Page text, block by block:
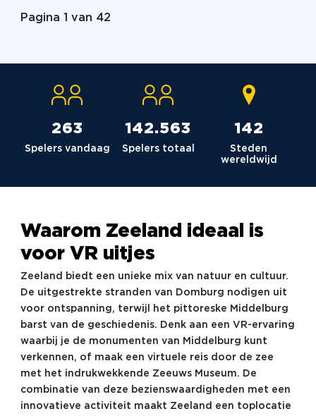
Pagina 1 van 42
264
Spelers vandaag
142.980
Spelers totaal
142
Steden
wereldwijd
Waarom Zeeland ideaal is
voor VR uitjes
Zeeland biedt een unieke mix van natuur en cultuur.
De uitgestrekte stranden van Domburg nodigen uit
voor ontspanning, terwijl het pittoreske Middelburg
barst van de geschiedenis. Denk aan een VR-ervaring
waarbij je de monumenten van Middelburg kunt
verkennen, of maak een virtuele reis door de zee
met het indrukwekkende Zeeuws Museum. De
combinatie van deze bezienswaardigheden met een
innovatieve activiteit maakt Zeeland een toplocatie